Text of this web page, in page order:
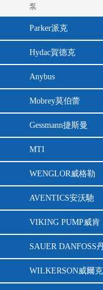
泵
Parker派克
Hydac賀德克
Anybus
Mobrey莫伯蕾
Gessmann捷斯曼
MTI
WENGLOR威格勒
AVENTICS安沃馳
VIKING PUMP威肯
SAUER DANFOSS
WILKERSON威爾